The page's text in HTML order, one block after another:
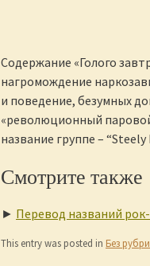
Содержание «Голого
нагромождение
и поведение, безумных
«революционный
название группе – “Steely
Смотрите также
► Перевод названий
This entry was posted in Без